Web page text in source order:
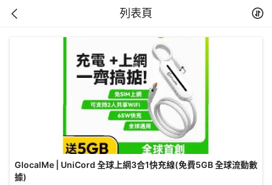
列表頁
GlocalMe | UniCord 全球上網3合1快充線(免費5GB 全球流動數
據)